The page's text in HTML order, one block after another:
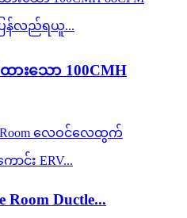
းသော 100CMH
Room Ductle...